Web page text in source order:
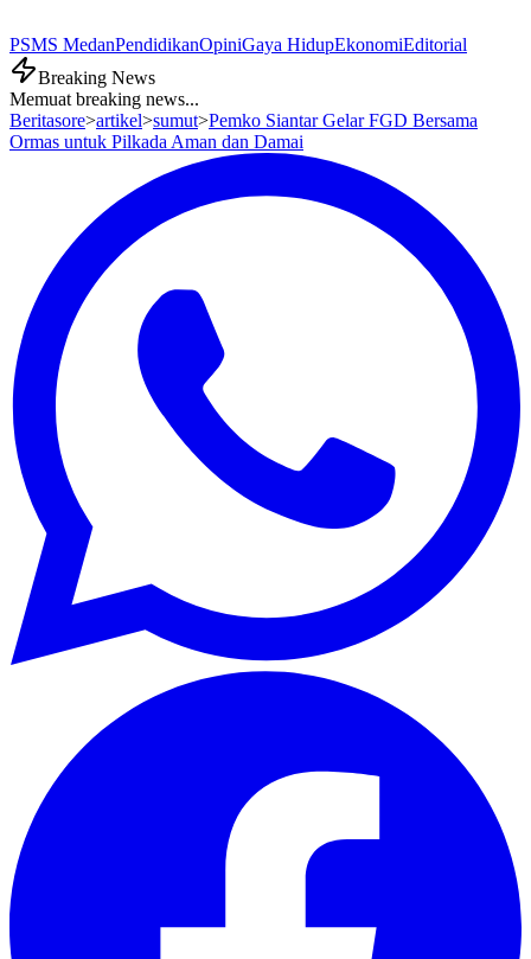
PSMS MedanPendidikanOpiniGaya HidupEkonomiEditorial
Breaking News
Memuat breaking news...
Beritasore>artikel>sumut>Pemko Siantar Gelar FGD Bersama
Ormas untuk Pilkada Aman dan Damai